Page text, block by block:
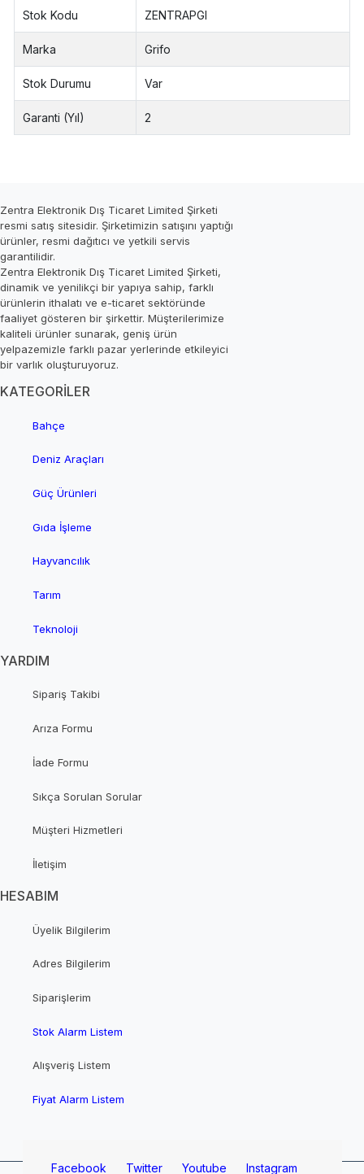
Stok Kodu ZENTRAPGI
Marka Grifo
Stok Durumu Var
Garanti (Yıl) 2
Zentra Elektronik Dış Ticaret Limited Şirketi
resmi satış sitesidir. Şirketimizin satışını yaptığı
ürünler, resmi dağıtıcı ve yetkili servis
garantilidir.
Zentra Elektronik Dış Ticaret Limited Şirketi,
dinamik ve yenilikçi bir yapıya sahip, farklı
ürünlerin ithalatı ve e-ticaret sektöründe
faaliyet gösteren bir şirkettir. Müşterilerimize
kaliteli ürünler sunarak, geniş ürün
yelpazemizle farklı pazar yerlerinde etkileyici
bir varlık oluşturuyoruz.
KATEGORİLER
Bahçe
Deniz Araçları
Güç Ürünleri
Gıda İşleme
Hayvancılık
Tarım
Teknoloji
YARDIM
Sipariş Takibi
Arıza Formu
İade Formu
Sıkça Sorulan Sorular
Müşteri Hizmetleri
İletişim
HESABIM
Üyelik Bilgilerim
Adres Bilgilerim
Siparişlerim
Stok Alarm Listem
Alışveriş Listem
Fiyat Alarm Listem
Facebook Twitter Youtube Instagram